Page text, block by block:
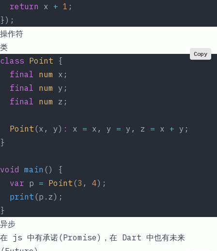
  return
x + 1 ;
});
操作符
类
class Point {
  final
num x;
  final
num y;
  final
num z;
  Point
(x, y) : x = x, y = y, z = x + y;
}
void main () {
  var
p = Point (3 , 4);
  print
(p.z);
}
Copy
异步
在 js 中有承诺(Promise)，在 Dart 中也有未来